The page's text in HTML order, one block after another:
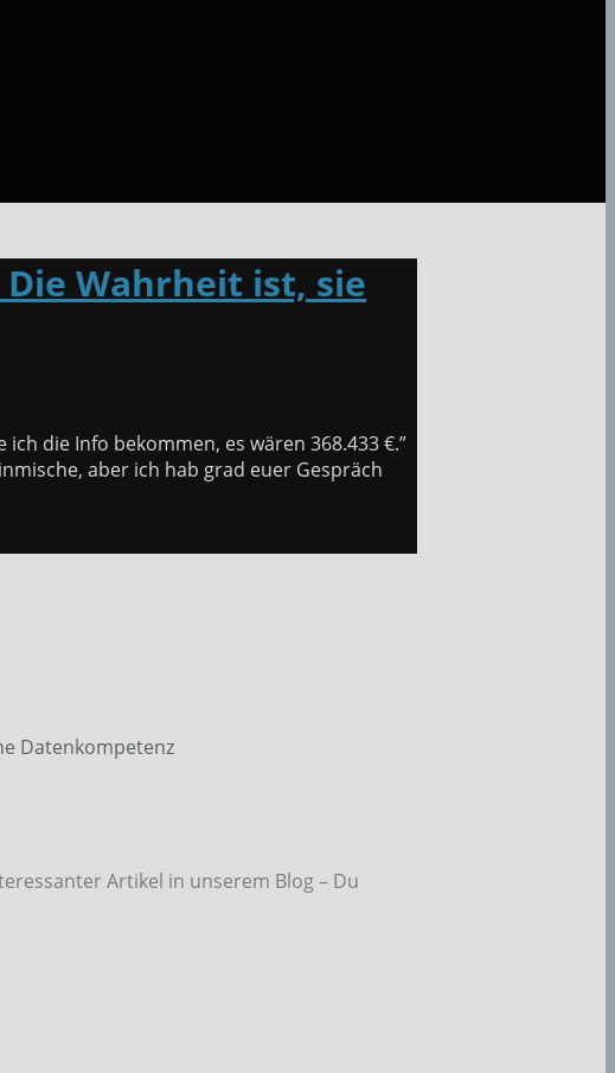
Wahrheit ist, sie
ich die Info bekommen, es wären 368.433 €.”
aber ich hab grad euer Gespräch
Datenkompetenz
Artikel in unserem Blog – Du